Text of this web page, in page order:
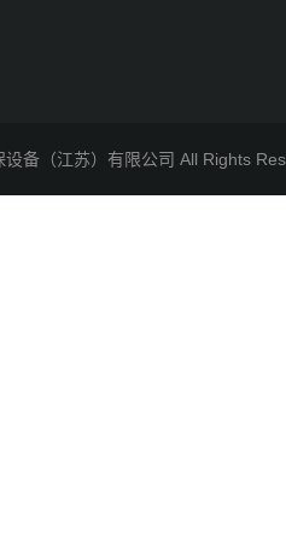
设备（江苏）有限公司 All Rights